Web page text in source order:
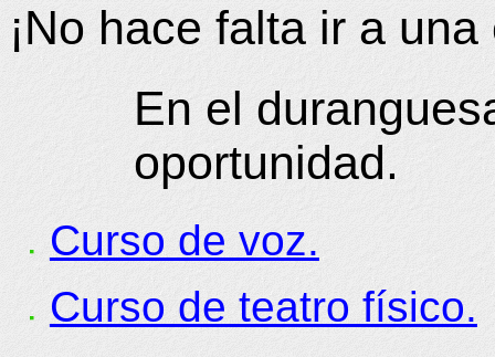
¡No hace falta ir a
En el
oportunidad.
Curso de voz.
Curso de teatro físico.